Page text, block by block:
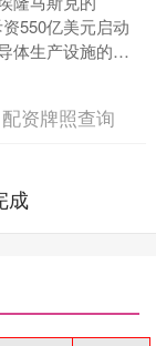
550亿美元启动
体生产设施的建
的宏大项目迈
配资牌照查询
成